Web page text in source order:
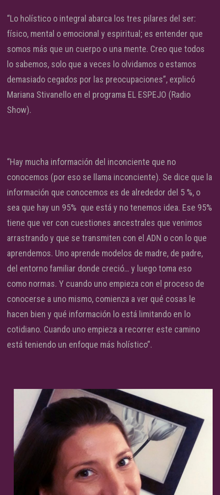
“Lo holístico o integral abarca los tres pilares del ser:
físico, mental o emocional y espiritual; es entender que
somos más que un cuerpo o una mente. Creo que todos
lo sabemos, solo que a veces lo olvidamos o estamos
demasiado cegados por las preocupaciones”, explicó
Mariana Stivanello en el programa EL ESPEJO (Radio
Show).
“Hay mucha información del inconciente que no
conocemos (por eso se llama inconciente). Se dice que la
información que conocemos es de alrededor del 5 %, o
sea que hay un 95% que está y no tenemos idea. Ese 95%
tiene que ver con cuestiones ancestrales que venimos
arrastrando y que se transmiten con el ADN o con lo que
aprendemos. Uno aprende modelos de madre, de padre,
del entorno familiar donde creció… y luego toma eso
como normas. Y cuando uno empieza con el proceso de
conocerse a uno mismo, comienza a ver qué cosas le
hacen bien y qué información lo está limitando en lo
cotidiano. Cuando uno empieza a recorrer este camino
está teniendo un enfoque más holístico”.